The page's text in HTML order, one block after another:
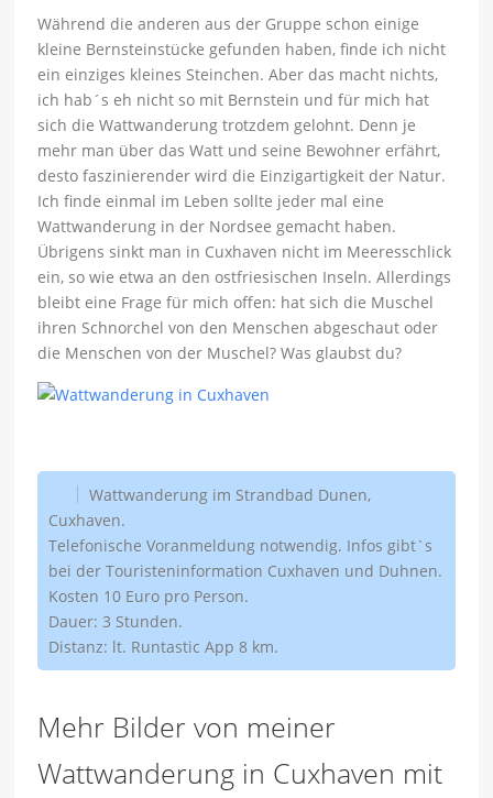
Während die anderen aus der Gruppe schon einige
kleine Bernsteinstücke gefunden haben, finde ich nicht
ein einziges kleines Steinchen. Aber das macht nichts,
ich hab´s eh nicht so mit Bernstein und für mich hat
sich die Wattwanderung trotzdem gelohnt. Denn je
mehr man über das Watt und seine Bewohner erfährt,
desto faszinierender wird die Einzigartigkeit der Natur.
Ich finde einmal im Leben sollte jeder mal eine
Wattwanderung in der Nordsee gemacht haben.
Übrigens sinkt man in Cuxhaven nicht im Meeresschlick
ein, so wie etwa an den ostfriesischen Inseln. Allerdings
bleibt eine Frage für mich offen: hat sich die Muschel
ihren Schnorchel von den Menschen abgeschaut oder
die Menschen von der Muschel? Was glaubst du?
Wattwanderung im Strandbad Dunen,
Cuxhaven.
Telefonische Voranmeldung notwendig. Infos gibt`s
bei der Touristeninformation Cuxhaven und Duhnen.
Kosten 10 Euro pro Person.
Dauer: 3 Stunden.
Distanz: lt. Runtastic App 8 km.
Mehr Bilder von meiner
Wattwanderung in Cuxhaven mit